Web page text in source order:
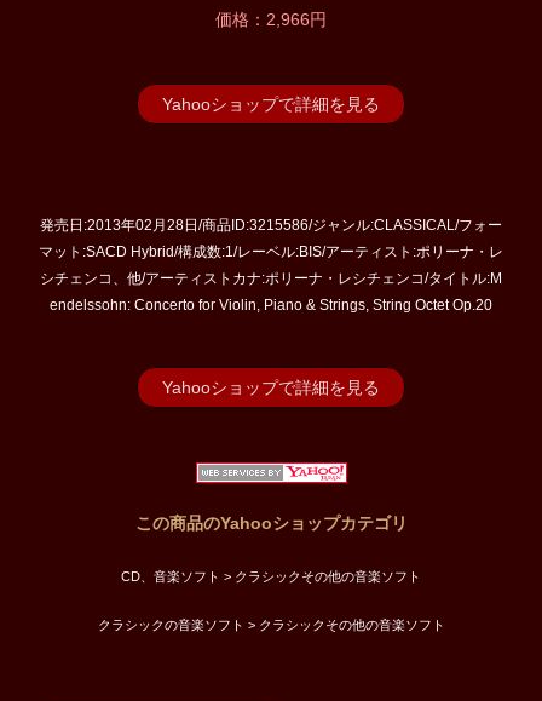
価格：2,966円
Yahooショップで詳細を見る
発売日:2013年02月28日/商品ID:3215586/ジャンル:CLASSICAL/フォー
マット:SACD Hybrid/構成数:1/レーベル:BIS/アーティスト:ポリーナ・レ
シチェンコ、他/アーティストカナ:ポリーナ・レシチェンコ/タイトル:M
endelssohn: Concerto for Violin, Piano & Strings, String Octet Op.20
Yahooショップで詳細を見る
この商品のYahooショップカテゴリ
CD、音楽ソフト > クラシックその他の音楽ソフト
クラシックの音楽ソフト > クラシックその他の音楽ソフト